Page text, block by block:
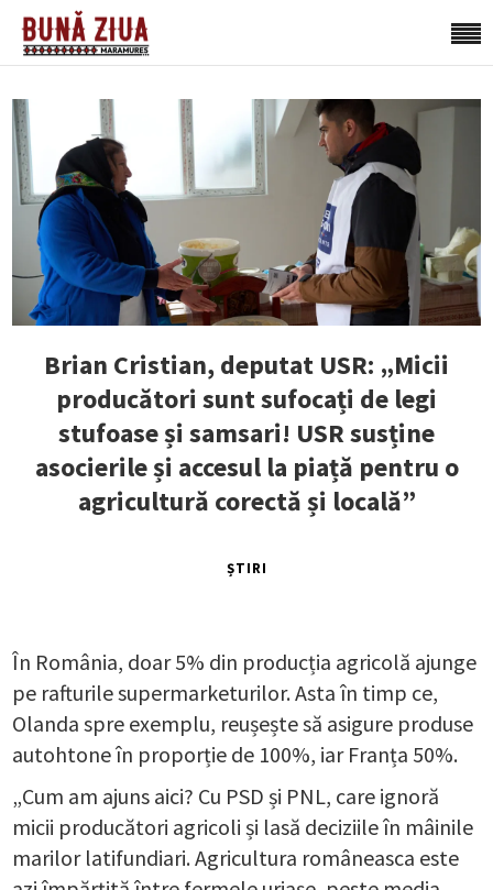
Brian Cristian, deputat USR: „Micii
producători sunt sufocați de legi
stufoase și samsari! USR susține
asocierile și accesul la piață pentru o
agricultură corectă și locală”
ȘTIRI
În România, doar 5% din producția agricolă ajunge
pe rafturile supermarketurilor. Asta în timp ce,
Olanda spre exemplu, reușește să asigure produse
autohtone în proporție de 100%, iar Franța 50%.
„Cum am ajuns aici? Cu PSD și PNL, care ignoră
micii producători agricoli și lasă deciziile în mâinile
marilor latifundiari. Agricultura româneasca este